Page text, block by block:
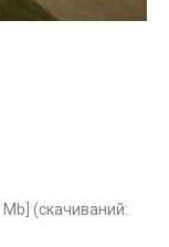
Mb] (cкачиваний: